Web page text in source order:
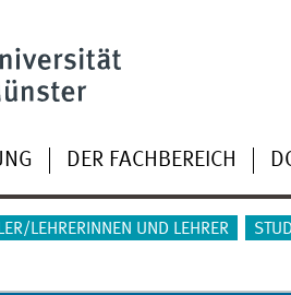
DER FACHBEREICH
LEHRERINNEN UND LEHRER